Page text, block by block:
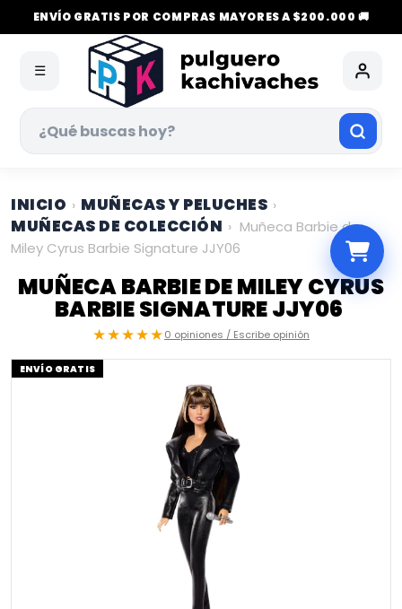
ENVÍO GRATIS POR COMPRAS MAYORES A $200.000 🚚
☰
INICIO › MUÑECAS Y PELUCHES ›
MUÑECAS DE COLECCIÓN › Muñeca Barbie de
Miley Cyrus Barbie Signature JJY06
MUÑECA BARBIE DE MILEY CYRUS
BARBIE SIGNATURE JJY06
★★★★★0 opiniones / Escribe opinión
ENVÍO GRATIS